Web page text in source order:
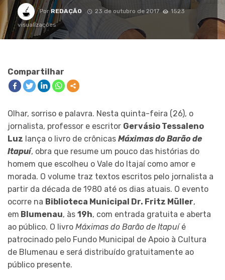
PorREDAÇÃO 23 de outubro de 2017
1523
visualizações
Compartilhar
Olhar, sorriso e palavra. Nesta quinta-feira (26), o
jornalista, professor e escritor Gervásio Tessaleno
Luz lança o livro de crônicas Máximas do Barão de
Itapuí, obra que resume um pouco das histórias do
homem que escolheu o Vale do Itajaí como amor e
morada. O volume traz textos escritos pelo jornalista a
partir da década de 1980 até os dias atuais. O evento
ocorre na Biblioteca Municipal Dr. Fritz Müller,
em Blumenau, às 19h, com entrada gratuita e aberta
ao público. O livro Máximas do Barão de Itapuíé
patrocinado pelo Fundo Municipal de Apoio à Cultura
de Blumenau e será distribuído gratuitamente ao
público presente.